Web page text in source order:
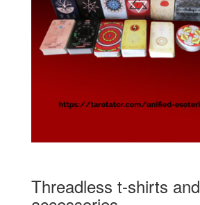
Threadless t-shirts and